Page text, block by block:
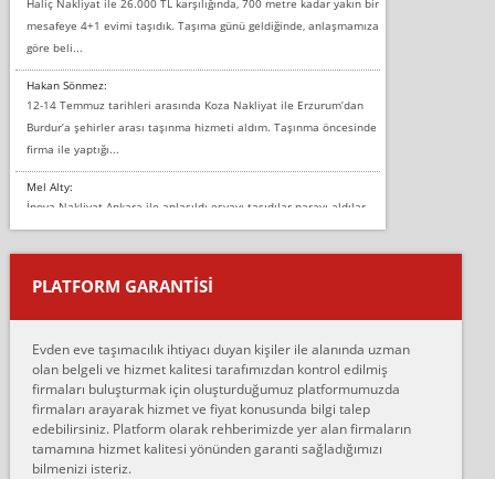
mesafeye 4+1 evimi taşıdık. Taşıma günü geldiğinde, anlaşmamıza
göre beli...
Hakan Sönmez:
12-14 Temmuz tarihleri arasında Koza Nakliyat ile Erzurum’dan
Burdur’a şehirler arası taşınma hizmeti aldım. Taşınma öncesinde
firma ile yaptığı...
Mel Alty:
İnova Nakliyat Ankara ile anlaşıldı eşyayı taşıdılar parayı aldılar.
Salon duvarına bir baktım birisi boydan alüminyum renkli bantı
yapıştırm...
Murat:
çalıştıklarını, müş...
Ahmet:
Lüleburgaz güngünes evden eve naklyat eşyalarımı taşımak için
anlaştık sabah eve geldiklerinde de eşyalarımı düzgün şekilde
sarcaz demelerine r...
PLATFORM GARANTİSİ
Evden eve taşımacılık ihtiyacı duyan kişiler ile alanında uzman
olan belgeli ve hizmet kalitesi tarafımızdan kontrol edilmiş
firmaları buluşturmak için oluşturduğumuz platformumuzda
firmaları arayarak hizmet ve fiyat konusunda bilgi talep
edebilirsiniz. Platform olarak rehberimizde yer alan firmaların
tamamına hizmet kalitesi yönünden garanti sağladığımızı
bilmenizi isteriz.